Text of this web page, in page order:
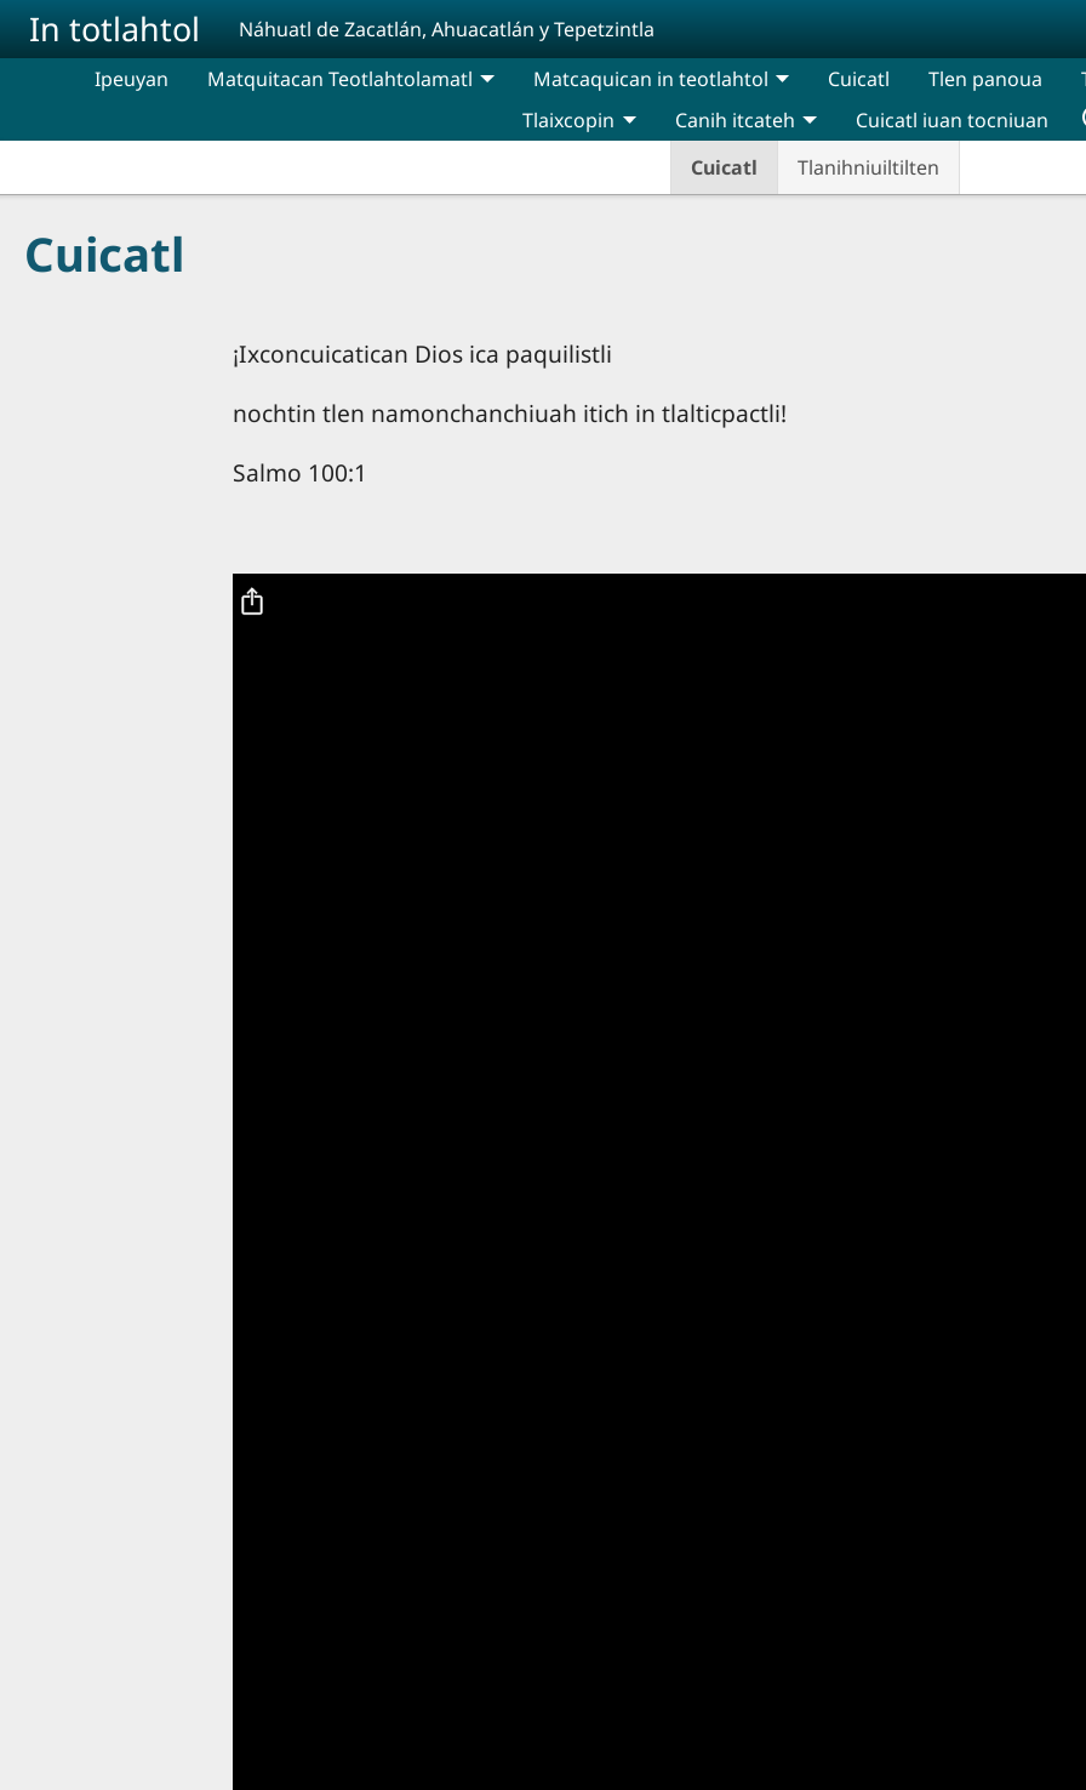
Pasar al contenido principal
In totlahtol Náhuatl de Zacatlán, Ahuacatlán y Tepetzintla
Ipeuyan Matquitacan Teotlahtolamatl Matcaquican in teotlahtol Cuicatl Tlen panoua
Cuicatl Tlanihniuiltilten
Tlaixcopin
Canih itcateh Cuicatl iuan tocniuan
Cuicatl
¡Ixconcuicatican Dios ica paquilistli
nochtin tlen namonchanchiuah itich in tlalticpactli!
Salmo 100:1